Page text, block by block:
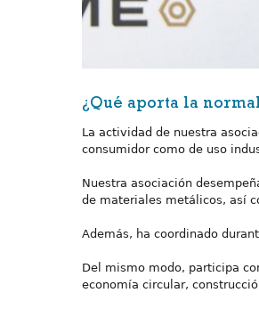
¿Qué aporta la
La actividad de nuestra
consumidor como de uso
Nuestra asociación
de materiales metálicos, así
Además, ha coordinado
Del mismo modo, participa
economía circular,